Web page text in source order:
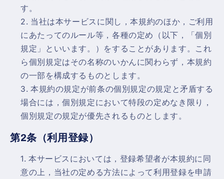
す。
当社は本サービスに関し，本規約のほか，ご利用
にあたってのルール等，各種の定め（以下，「個別
規定」といいます。）をすることがあります。これ
ら個別規定はその名称のいかんに関わらず，本規約
の一部を構成するものとします。
本規約の規定が前条の個別規定の規定と矛盾する
場合には，個別規定において特段の定めなき限り，
個別規定の規定が優先されるものとします。
第2条（利用登録）
本サービスにおいては，登録希望者が本規約に同
意の上，当社の定める方法によって利用登録を申請